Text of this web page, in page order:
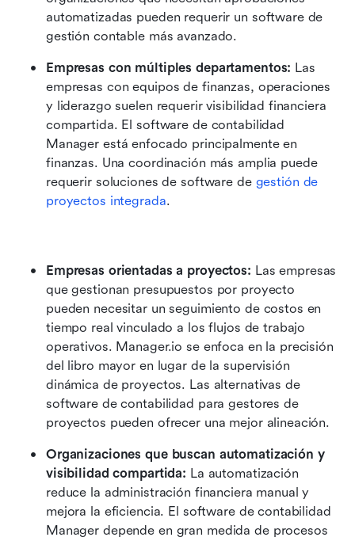
automatizadas pueden requerir un software de
gestión contable más avanzado.
Empresas con múltiples departamentos: Las
empresas con equipos de finanzas, operaciones
y liderazgo suelen requerir visibilidad financiera
compartida. El software de contabilidad
Manager está enfocado principalmente en
finanzas. Una coordinación más amplia puede
requerir soluciones de software de gestión de
proyectos integrada.
Empresas orientadas a proyectos: Las empresas
que gestionan presupuestos por proyecto
pueden necesitar un seguimiento de costos en
tiempo real vinculado a los flujos de trabajo
operativos. Manager.io se enfoca en la precisión
del libro mayor en lugar de la supervisión
dinámica de proyectos. Las alternativas de
software de contabilidad para gestores de
proyectos pueden ofrecer una mejor alineación.
Organizaciones que buscan automatización y
visibilidad compartida: La automatización
reduce la administración financiera manual y
mejora la eficiencia. El software de contabilidad
Manager depende en gran medida de procesos